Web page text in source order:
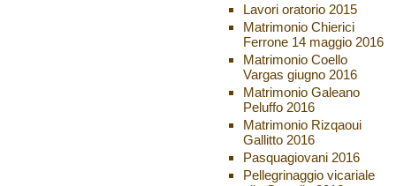
Lavori oratorio 2015
Matrimonio Chierici
Ferrone 14 maggio 2016
Matrimonio Coello
Vargas giugno 2016
Matrimonio Galeano
Peluffo 2016
Matrimonio Rizqaoui
Gallitto 2016
Pasquagiovani 2016
Pellegrinaggio vicariale